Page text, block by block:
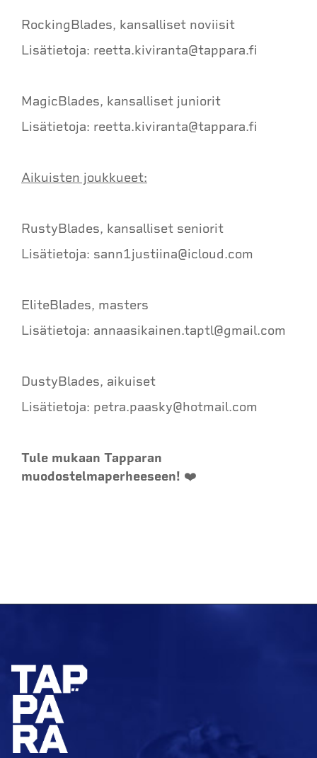
RockingBlades, kansalliset noviisit
Lisätietoja: reetta.kiviranta@tappara.fi
MagicBlades, kansalliset juniorit
Lisätietoja: reetta.kiviranta@tappara.fi
Aikuisten joukkueet:
RustyBlades, kansalliset seniorit
Lisätietoja: sann1justiina@icloud.com
EliteBlades, masters
Lisätietoja: annaasikainen.taptl@gmail.com
DustyBlades, aikuiset
Lisätietoja: petra.paasky@hotmail.com
Tule mukaan Tapparan
muodostelmaperheeseen! ❤️